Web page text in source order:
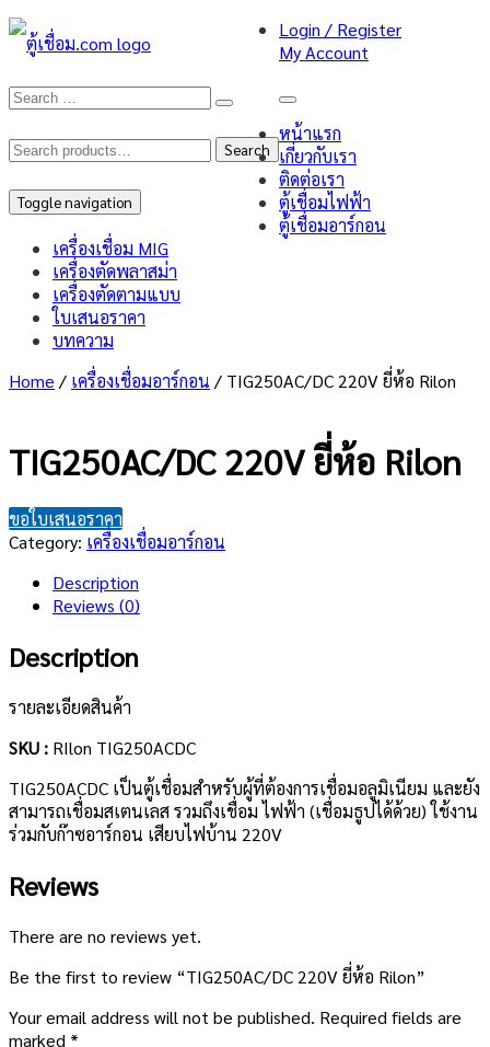
Search
for:
Search
Toggle navigation
Login / Register
My Account
หน้าแรก
เกี่ยวกับเรา
ติดต่อเรา
ตู้เชื่อมไฟฟ้า
ตู้เชื่อมอาร์กอน
เครื่องเชื่อม MIG
เครื่องตัดพลาสม่า
เครื่องตัดตามแบบ
ใบเสนอราคา
บทความ
Home / เครื่องเชื่อมอาร์กอน / TIG250AC/DC 220V ยี่ห้อ Rilon
TIG250AC/DC 220V ยี่ห้อ Rilon
ขอใบเสนอราคา
Category: เครื่องเชื่อมอาร์กอน
Description
Reviews (0)
Description
รายละเอียดสินค้า
SKU : RIlon TIG250ACDC
TIG250ACDC เป็นตู้เชื่อมสำหรับผู้ที่ต้องการเชื่อมอลูมิเนียม และยัง
สามารถเชื่อมสเตนเลส รวมถึงเชื่อม ไฟฟ้า (เชื่อมธูปได้ด้วย) ใช้งาน
ร่วมกับก๊าซอาร์กอน เสียบไฟบ้าน 220V
Reviews
There are no reviews yet.
Be the first to review “TIG250AC/DC 220V ยี่ห้อ Rilon”
Your email address will not be published. Required fields are
marked *